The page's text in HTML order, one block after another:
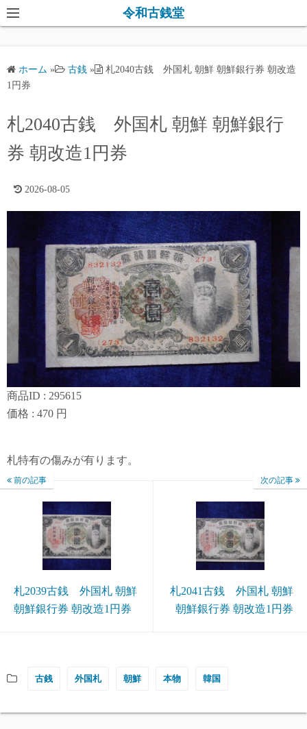
コ
ン
ツ
キ
ッ
令和古銭堂
ホーム » 古銭 »
札2040古銭 外国札 朝鮮 朝鮮銀行券 朝改造
1円券
札2040古銭 外国札 朝鮮 朝鮮銀行
券 朝改造1円券
2026-08-05
商品ID : 295615
価格 : 470 円
札特有の傷みが有ります。
前の記事
札2039古銭 外国札 朝鮮
朝鮮銀行券 朝改造1円券
次の記事
札2041古銭 外国札 朝鮮
朝鮮銀行券 朝改造1円券
古銭 外国札 朝鮮 本物 韓国